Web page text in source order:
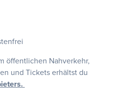
öffentlichen Nahverkehr,
und Tickets erhältst du